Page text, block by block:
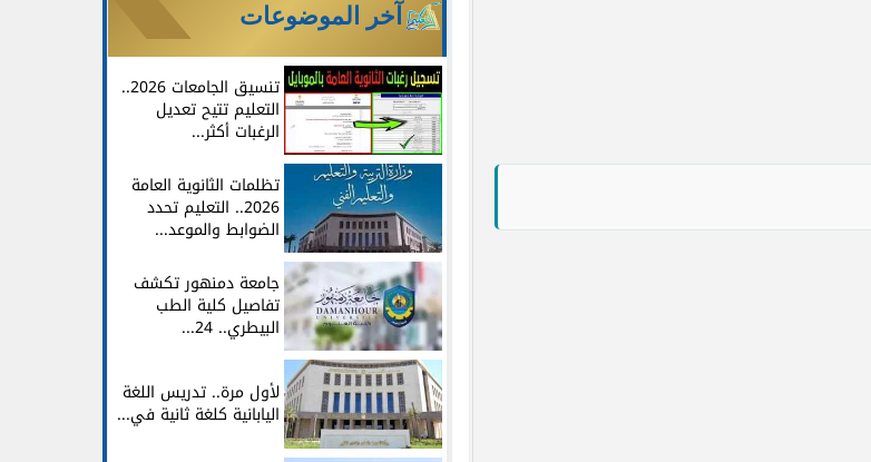
آخر الموضوعات
تنسيق الجامعات 2026..
التعليم تتيح تعديل
الرغبات أكثر...
تظلمات الثانوية العامة
2026.. التعليم تحدد
الضوابط والموعد...
جامعة دمنهور تكشف
تفاصيل كلية الطب
البيطري.. 24...
لأول مرة.. تدريس اللغة
اليابانية كلغة ثانية في...